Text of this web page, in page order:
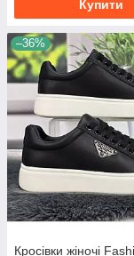
Купити
–36%
Кросівки жіночі